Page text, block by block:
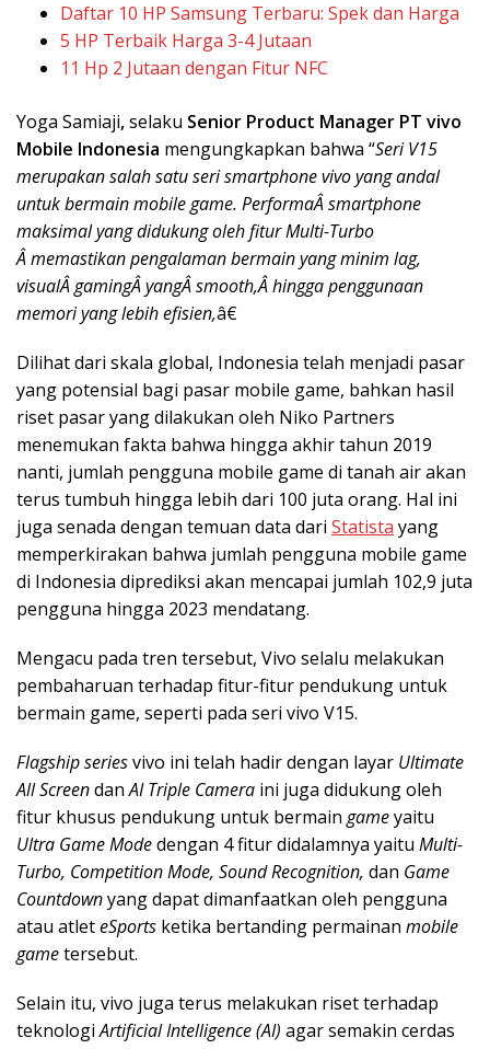
Daftar 10 HP Samsung Terbaru: Spek dan Harga
5 HP Terbaik Harga 3-4 Jutaan
11 Hp 2 Jutaan dengan Fitur NFC
Yoga Samiaji,selaku Senior Product Manager PT vivo
Mobile Indonesia mengungkapkan bahwa “Seri V15
merupakan salah satu seri smartphone vivo yang andal
untuk bermain mobile game. PerformaÂ smartphone
maksimal yang didukung oleh fitur Multi-Turbo
Â memastikan pengalaman bermain yang minim lag,
visualÂ gamingÂ yangÂ smooth,Â hingga penggunaan
memori yang lebih efisien,â€
Dilihat dari skala global, Indonesia telah menjadi pasar
yang potensial bagi pasar mobile game, bahkan hasil
riset pasar yang dilakukan oleh Niko Partners
menemukan fakta bahwa hingga akhir tahun 2019
nanti, jumlah pengguna mobile game di tanah air akan
terus tumbuh hingga lebih dari 100 juta orang. Hal ini
juga senada dengan temuan data dari Statista yang
memperkirakan bahwa jumlah pengguna mobile game
di Indonesia diprediksi akan mencapai jumlah 102,9 juta
pengguna hingga 2023 mendatang.
Mengacu pada tren tersebut, Vivo selalu melakukan
pembaharuan terhadap fitur-fitur pendukung untuk
bermain game, seperti pada seri vivo V15.
Flagship seriesvivo ini telah hadir dengan layar Ultimate
All ScreendanAI Triple Camera ini juga didukung oleh
fitur khusus pendukung untuk bermain gameyaitu
Ultra Game Modedengan 4 fitur didalamnya yaitu Multi-
Turbo, Competition Mode, Sound Recognition, dan Game
Countdownyang dapat dimanfaatkan oleh pengguna
atau atleteSports ketika bertanding permainan mobile
gametersebut.
Selain itu, vivo juga terus melakukan riset terhadap
teknologiArtificial Intelligence (AI) agar semakin cerdas